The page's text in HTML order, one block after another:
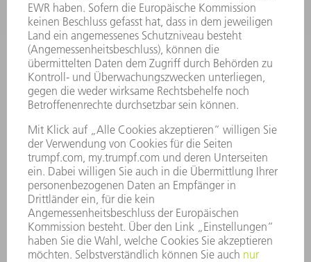
Häufig gestellte Fragen
Allgemeine Geschäftsbedingungen
KONTAKT
Kundenbetreuung TRUMPF Werkzeugmaschinen
+49 7156 303 33222
Mo - Fr: 07:30 - 17:30 Uhr
Erweiterte Rufbereitschaft per Service App Mo - Fr:
06:30 - 20.00 Uhr Sa: 07:00 - 12:00 Uhr
Kundenbetreuung@trumpf.com
KONTAKT
Service TRUMPF Lasertechnik
+49 7156 303 37444
Mo - Fr: 07:30 - 18:00 Uhr
Additive Manufacturing 07:30 - 17:30 Uhr
spareparts.tld@trumpf.com